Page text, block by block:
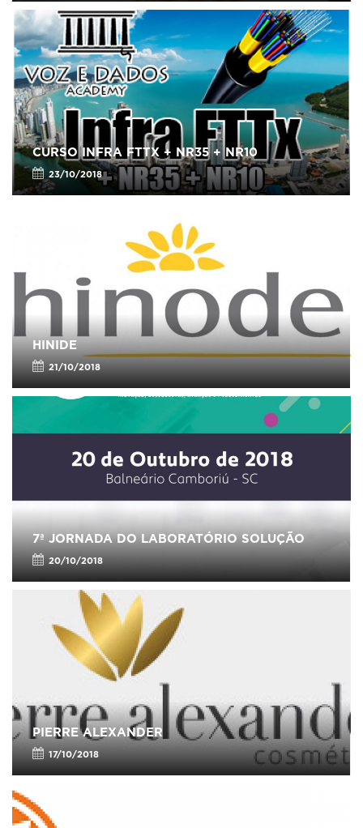
CURSO INFRA FTTX + NR35 + NR10
23/10/2018
HINIDE
21/10/2018
7ª JORNADA DO LABORATÓRIO SOLUÇÃO
20/10/2018
PIERRE ALEXANDER
17/10/2018